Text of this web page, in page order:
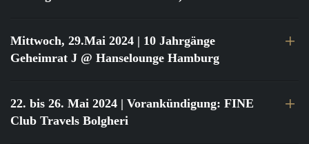
Mittwoch, 29.Mai 2024 | 10 Jahrgänge
Geheimrat J @ Hanselounge Hamburg
22. bis 26. Mai 2024 | Vorankündigung: FINE
Club Travels Bolgheri